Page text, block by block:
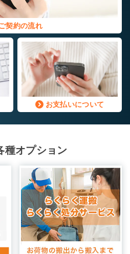
契約の流れ
お支払いについて
種オプション